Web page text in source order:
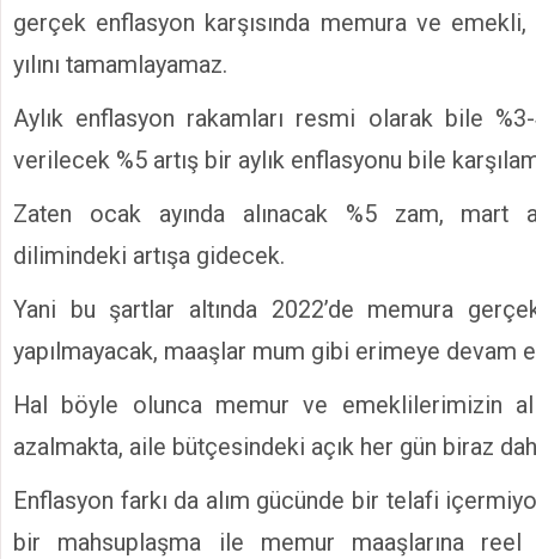
gerçek enflasyon karşısında memura ve
yılını tamamlayamaz.
Aylık enflasyon rakamları resmi olarak bile %3-
verilecek %5 artış bir aylık enflasyonu bile
Zaten ocak ayında alınacak %5 zam, mart
dilimindeki artışa gidecek.
Yani bu şartlar altında 2022’de memura
yapılmayacak, maaşlar mum gibi erimeye devam
Hal böyle olunca memur ve emeklilerimizin
azalmakta, aile bütçesindeki açık her gün biraz
Enflasyon farkı da alım gücünde bir telafi
bir mahsuplaşma ile memur maaşlarına reel